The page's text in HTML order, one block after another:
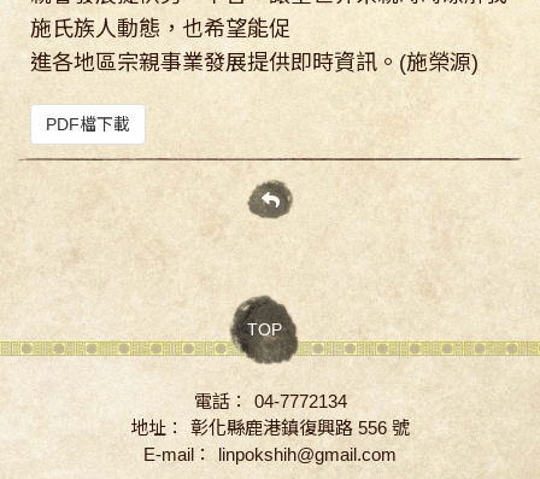
施氏族人動態，也希望能促
進各地區宗親事業發展提供即時資訊。(施榮源)
PDF檔下載
TOP
電話： 04-7772134
地址：
彰化縣鹿港鎮復興路 556 號
E-mail：
linpokshih@gmail.com